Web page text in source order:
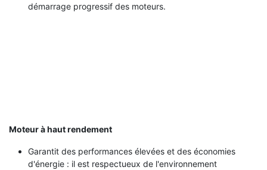
démarrage progressif des moteurs.
Moteur à haut rendement
Garantit des performances élevées et des économies
d'énergie : il est respectueux de l'environnement